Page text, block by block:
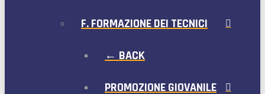
F. FORMAZIONE DEI TECNICI
← BACK
PROMOZIONE GIOVANILE